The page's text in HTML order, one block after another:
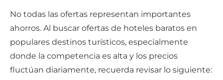
No todas las ofertas representan importantes
ahorros. Al buscar ofertas de hoteles baratos en
populares destinos turísticos, especialmente
donde la competencia es alta y los precios
fluctúan diariamente, recuerda revisar lo siguiente: